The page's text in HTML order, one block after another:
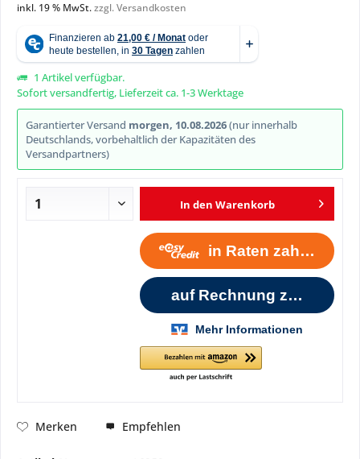
inkl. 19 % MwSt.zzgl. Versandkosten
1 Artikel verfügbar.
Sofort versandfertig, Lieferzeit ca. 1-3 Werktage
Garantierter Versand morgen, 10.08.2026(nur innerhalb
Deutschlands, vorbehaltlich der Kapazitäten des
Versandpartners)
In den Warenkorb
Merken Empfehlen